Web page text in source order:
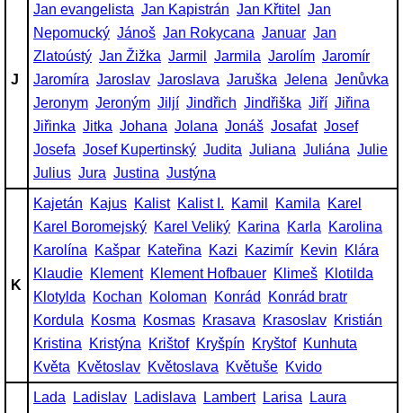
J
Jan evangelista Jan Kapistrán Jan Křtitel
Jan
Nepomucký Jánoš Jan Rokycana Januar Jan
Zlatoústý Jan Žižka Jarmil Jarmila Jarolím Jaromír
Jaromíra Jaroslav Jaroslava Jaruška Jelena Jenůvka
Jeronym Jeroným Jiljí Jindřich Jindřiška Jiří Jiřina
Jiřinka Jitka Johana Jolana Jonáš Josafat Josef
Josefa Josef Kupertinský Judita Juliana Juliána Julie
Julius Jura Justina Justýna
K
Kajetán Kajus Kalist Kalist I. Kamil Kamila
Karel
Karel Boromejský Karel Veliký Karina Karla
Karolina
Karolína
Kašpar Kateřina Kazi Kazimír Kevin
Klára
Klaudie Klement Klement Hofbauer Klimeš Klotilda
Klotylda
Kochan Koloman Konrád
Konrád bratr
Kordula
Kosma Kosmas Krasava Krasoslav Kristián
Kristina
Kristýna Krištof Kryšpín Kryštof Kunhuta
Květa
Květoslav Květoslava Květuše Kvido
Lada
Ladislav Ladislava Lambert Larisa
Laura